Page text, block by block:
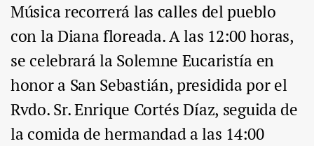
Música recorrerá las calles del pueblo
con la Diana floreada. A las 12:00 horas,
se celebrará la Solemne Eucaristía en
honor a San Sebastián, presidida por el
Rvdo. Sr. Enrique Cortés Díaz, seguida de
la comida de hermandad a las 14:00